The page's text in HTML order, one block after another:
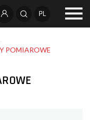
PL
POMIAROWE